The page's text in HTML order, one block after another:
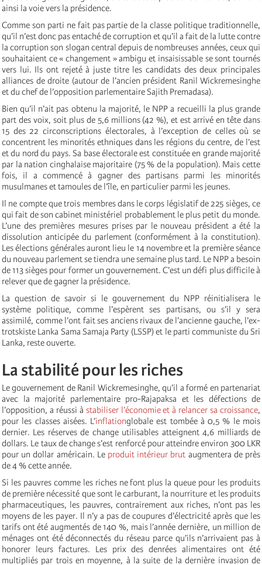
ainsi la voie vers la présidence.
Comme son parti ne fait pas partie de la classe politique traditionnelle,
qu’il n’est donc pas entaché de corruption et qu’il a fait de la lutte contre
la corruption son slogan central depuis de nombreuses années, ceux qui
souhaitaient ce « changement » ambigu et insaisissable se sont tournés
vers lui. Ils ont rejeté à juste titre les candidats des deux principales
alliances de droite (autour de l’ancien président Ranil Wickremesinghe
et du chef de l’opposition parlementaire Sajith Premadasa).
Bien qu’il n’ait pas obtenu la majorité, le NPP a recueilli la plus grande
part des voix, soit plus de 5,6 millions (42 %), et est arrivé en tête dans
15 des 22 circonscriptions électorales, à l’exception de celles où se
concentrent les minorités ethniques dans les régions du centre, de l’est
et du nord du pays. Sa base électorale est constituée en grande majorité
par la nation cinghalaise majoritaire (75 % de la population). Mais cette
fois, il a commencé à gagner des partisans parmi les minorités
musulmanes et tamoules de l’île, en particulier parmi les jeunes.
Il ne compte que trois membres dans le corps législatif de 225 sièges, ce
qui fait de son cabinet ministériel probablement le plus petit du monde.
L’une des premières mesures prises par le nouveau président a été la
dissolution anticipée du parlement (conformément à la constitution).
Les élections générales auront lieu le 14 novembre et la première séance
du nouveau parlement se tiendra une semaine plus tard. Le NPP a besoin
de 113 sièges pour former un gouvernement. C’est un défi plus difficile à
relever que de gagner la présidence.
La question de savoir si le gouvernement du NPP réinitialisera le
système politique, comme l’espèrent ses partisans, ou s’il y sera
assimilé, comme l’ont fait ses anciens rivaux de l’ancienne gauche, l’ex-
trotskiste Lanka Sama Samaja Party (LSSP) et le parti communiste du Sri
Lanka, reste ouverte.
La stabilité pour les riches
Le gouvernement de Ranil Wickremesinghe, qu’il a formé en partenariat
avec la majorité parlementaire pro-Rajapaksa et les défections de
l’opposition, a réussi à stabiliser l’économie et à relancer sa croissance,
pour les classes aisées. L’inflationglobale est tombée à 0,5 % le mois
dernier. Les réserves de change utilisables atteignent 4,6 milliards de
dollars. Le taux de change s’est renforcé pour atteindre environ 300 LKR
pour un dollar américain. Le produit intérieur brut augmentera de près
de 4 % cette année.
Si les pauvres comme les riches ne font plus la queue pour les produits
de première nécessité que sont le carburant, la nourriture et les produits
pharmaceutiques, les pauvres, contrairement aux riches, n’ont pas les
moyens de les payer. Il n’y a pas de coupures d’électricité après que les
tarifs ont été augmentés de 140 %, mais l’année dernière, un million de
ménages ont été déconnectés du réseau parce qu’ils n’arrivaient pas à
honorer leurs factures. Les prix des denrées alimentaires ont été
multipliés par trois en moyenne, à la suite de la dernière invasion de